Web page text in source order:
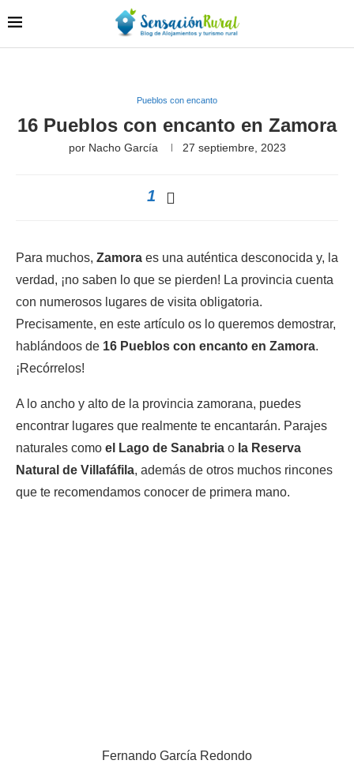
Pueblos con encanto
16 Pueblos con encanto en Zamora
por Nacho García 27 septiembre, 2023
1
Para muchos, Zamora es una auténtica desconocida y, la
verdad, ¡no saben lo que se pierden! La provincia cuenta
con numerosos lugares de visita obligatoria.
Precisamente, en este artículo os lo queremos demostrar,
hablándoos de 16 Pueblos con encanto en Zamora.
¡Recórrelos!
A lo ancho y alto de la provincia zamorana, puedes
encontrar lugares que realmente te encantarán. Parajes
naturales como el Lago de Sanabria o la Reserva
Natural de Villafáfila, además de otros muchos rincones
que te recomendamos conocer de primera mano.
Fernando García Redondo